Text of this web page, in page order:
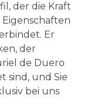
der die Kraft
Er
der
de Duero
sind, und Sie
bei uns